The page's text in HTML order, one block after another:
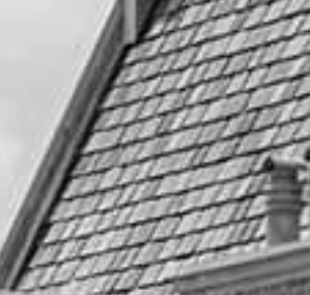
Contact
あなたにオススメ イチオシ
少人数ウェディング 8月限定フェア